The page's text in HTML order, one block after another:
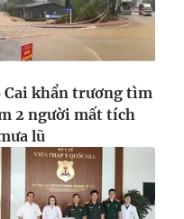
Cai khẩn trương tìm
2 người mất tích
lũ